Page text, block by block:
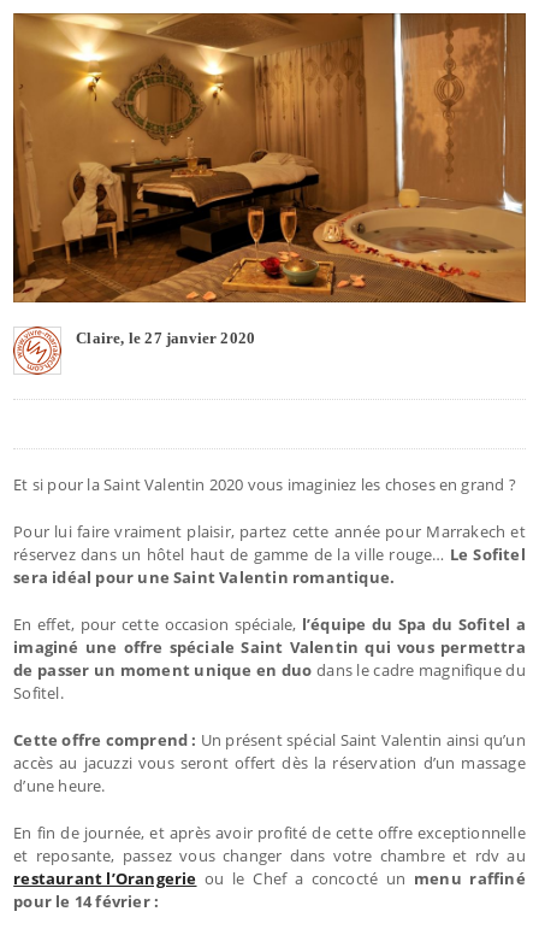
Claire, le 27 janvier 2020
Et si pour la Saint Valentin 2020 vous imaginiez les choses en grand ?
Pour lui faire vraiment plaisir, partez cette année pour Marrakech et
réservez dans un hôtel haut de gamme de la ville rouge… Le Sofitel
sera idéal pour une Saint Valentin romantique.
En effet, pour cette occasion spéciale, l’équipe du Spa du Sofitel a
imaginé une offre spéciale Saint Valentin qui vous permettra
de passer un moment unique en duo dans le cadre magnifique du
Sofitel.
Cette offre comprend : Un présent spécial Saint Valentin ainsi qu’un
accès au jacuzzi vous seront offert dès la réservation d’un massage
d’une heure.
En fin de journée, et après avoir profité de cette offre exceptionnelle
et reposante, passez vous changer dans votre chambre et rdv au
restaurant l’Orangerie ou le Chef a concocté un menu raffiné
pour le 14 février :